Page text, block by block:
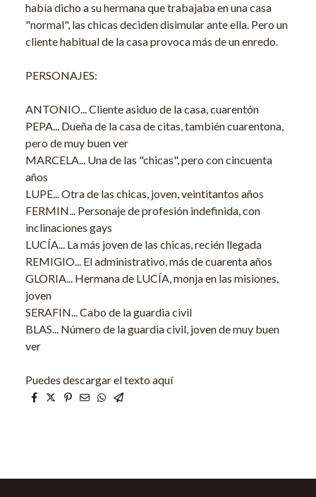
había dicho a su hermana que trabajaba en una casa
"normal", las chicas deciden disimular ante ella. Pero un
cliente habitual de la casa provoca más de un enredo.
PERSONAJES:
ANTONIO... Cliente asiduo de la casa, cuarentón
PEPA... Dueña de la casa de citas, también cuarentona,
pero de muy buen ver
MARCELA... Una de las "chicas", pero con cincuenta
años
LUPE... Otra de las chicas, joven, veintitantos años
FERMIN... Personaje de profesión indefinida, con
inclinaciones gays
LUCÍA... La más joven de las chicas, recién llegada
REMIGIO... El administrativo, más de cuarenta años
GLORIA... Hermana de LUCÍA, monja en las misiones,
joven
SERAFIN... Cabo de la guardia civil
BLAS... Número de la guardia civil, joven de muy buen
ver
Puedes descargar el texto aquí